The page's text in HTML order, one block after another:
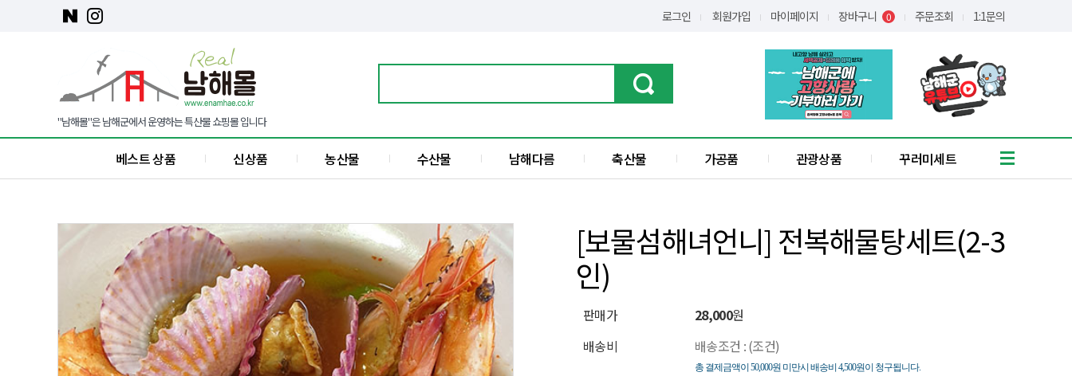
로그인 회원가입 마이페이지 장바구니 0 주문조회 1:1문의
"남해몰"은 남해군에서 운영하는 특산물 쇼핑몰 입니다
베스트 상품 신상품 농산물 수산물 남해다름 축산물 가공품
전통식품
액젓/어간장
기타
간편식
죽
관광상품 꾸러미세트
[보물섬해녀언니] 전복해물탕세트(2-3
인)
판매가 28,000원
배송비
배송조건 : (조건)
총 결제금액이 50,000원 미만시 배송비 4,500원이 청구됩니다.